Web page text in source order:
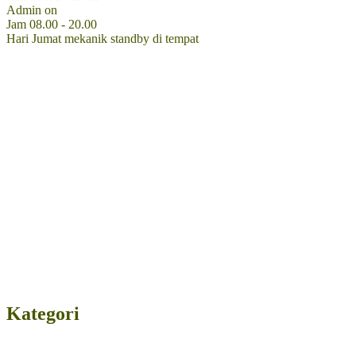
Admin on
Jam 08.00 - 20.00
Hari Jumat mekanik standby di tempat
Kategori